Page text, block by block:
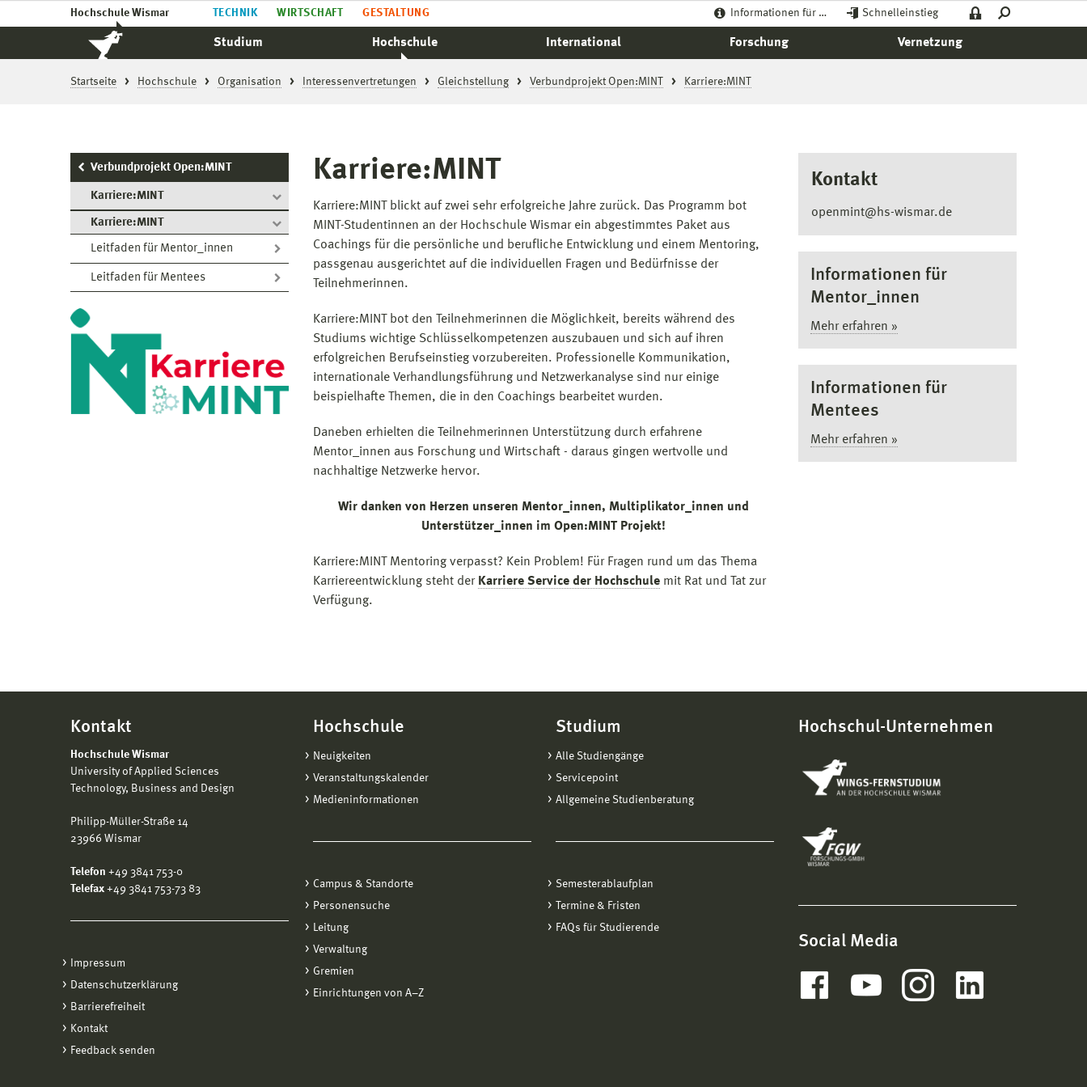
Hochschule Wismar TECHNIK WIRTSCHAFT GESTALTUNG Informationen für … Schnelleinstieg
Studium Hochschule International Forschung Vernetzung
Startseite Hochschule Organisation Interessenvertretungen Gleichstellung Verbundprojekt Open:MINT Karriere:MINT
Verbundprojekt Open:MINT
Karriere:MINT
Karriere:MINT
Leitfaden für Mentor_innen
Leitfaden für Mentees
Karriere:MINT
Karriere:MINT blickt auf zwei sehr erfolgreiche Jahre zurück. Das Programm bot
MINT-Studentinnen an der Hochschule Wismar ein abgestimmtes Paket aus
Coachings für die persönliche und berufliche Entwicklung und einem Mentoring,
passgenau ausgerichtet auf die individuellen Fragen und Bedürfnisse der
Teilnehmerinnen.
Karriere:MINT bot den Teilnehmerinnen die Möglichkeit, bereits während des
Studiums wichtige Schlüsselkompetenzen auszubauen und sich auf ihren
erfolgreichen Berufseinstieg vorzubereiten. Professionelle Kommunikation,
internationale Verhandlungsführung und Netzwerkanalyse sind nur einige
beispielhafte Themen, die in den Coachings bearbeitet wurden.
Daneben erhielten die Teilnehmerinnen Unterstützung durch erfahrene
Mentor_innen aus Forschung und Wirtschaft - daraus gingen wertvolle und
nachhaltige Netzwerke hervor.
Wir danken von Herzen unseren Mentor_innen, Multiplikator_innen und
Unterstützer_innen im Open:MINT Projekt!
Karriere:MINT Mentoring verpasst? Kein Problem! Für Fragen rund um das Thema
Karriereentwicklung steht der Karriere Service der Hochschule mit Rat und Tat zur
Verfügung.
Kontakt
openmint@hs-wismar.de
Informationen für
Mentor_innen
Mehr erfahren »
Informationen für
Mentees
Mehr erfahren »
Kontakt
Hochschule Wismar
University of Applied Sciences
Technology, Business and Design
Philipp-Müller-Straße 14
23966 Wismar
Telefon +49 3841 753-0
Telefax +49 3841 753-73 83
Impressum
Datenschutzerklärung
Barrierefreiheit
Kontakt
Feedback senden
Hochschule
Neuigkeiten
Veranstaltungskalender
Medieninformationen
Campus & Standorte
Personensuche
Leitung
Verwaltung
Gremien
Einrichtungen von A−Z
Studium
Alle Studiengänge
Servicepoint
Allgemeine Studienberatung
Semesterablaufplan
Termine & Fristen
FAQs für Studierende
Hochschul-Unternehmen
Social Media